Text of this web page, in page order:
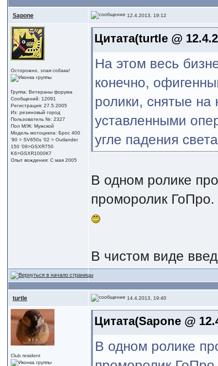
Sapone 12.4.2013, 19:12
Осторожно, злая собака!
Группа: Ветераны форума
Сообщений: 12091
Регистрация: 27.5.2005
Из: резиновый город
Пользователь №: 2327
Пол М/Ж: Мужской
Модель мотоцикла: Брос 400
'90 > SV650s '02 > Outlander
150 '09>GSXR750
K6>GSXR1000К7
Опыт вождения: С мая 2005
Цитата(turtle @
На этом весь
конечно,
ролики, снятые
уставленными
угле падения
В одном ролике
проморолик
В чистом виде
turtle 14.4.2013, 19:40
Club resident
Цитата(Sapone @
В одном ролике